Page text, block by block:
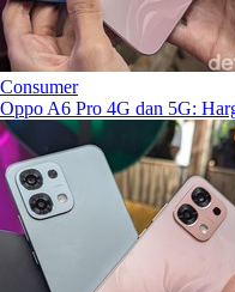
Consumer
Oppo A6 Pro 4G dan 5G: